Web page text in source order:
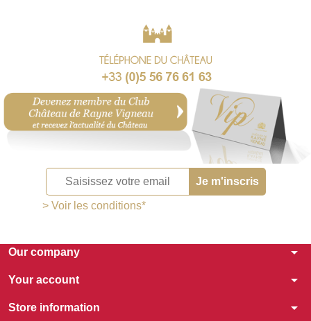
> Voir les conditions*
Our company arrow_drop_down
Your account arrow_drop_down
Store information arrow_drop_down